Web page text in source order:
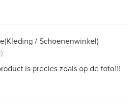
(Kleding / Schoenenwinkel)
is precies zoals op de foto!!!